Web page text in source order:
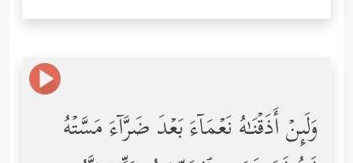
وَلَىِٕنۡ أَذَقۡنَـٰهُ نَعۡمَاۤءَ بَعۡدَ ضَرَّاۤءَ مَسَّتۡهُ